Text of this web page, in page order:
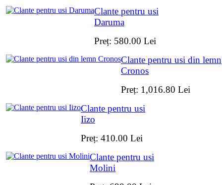
Clante pentru usi
Daruma
Preț: 580.00 Lei
Clante pentru usi din lemn
Cronos
Preț: 1,016.80 Lei
Clante pentru usi
Iizo
Preț: 410.00 Lei
Clante pentru usi
Molini